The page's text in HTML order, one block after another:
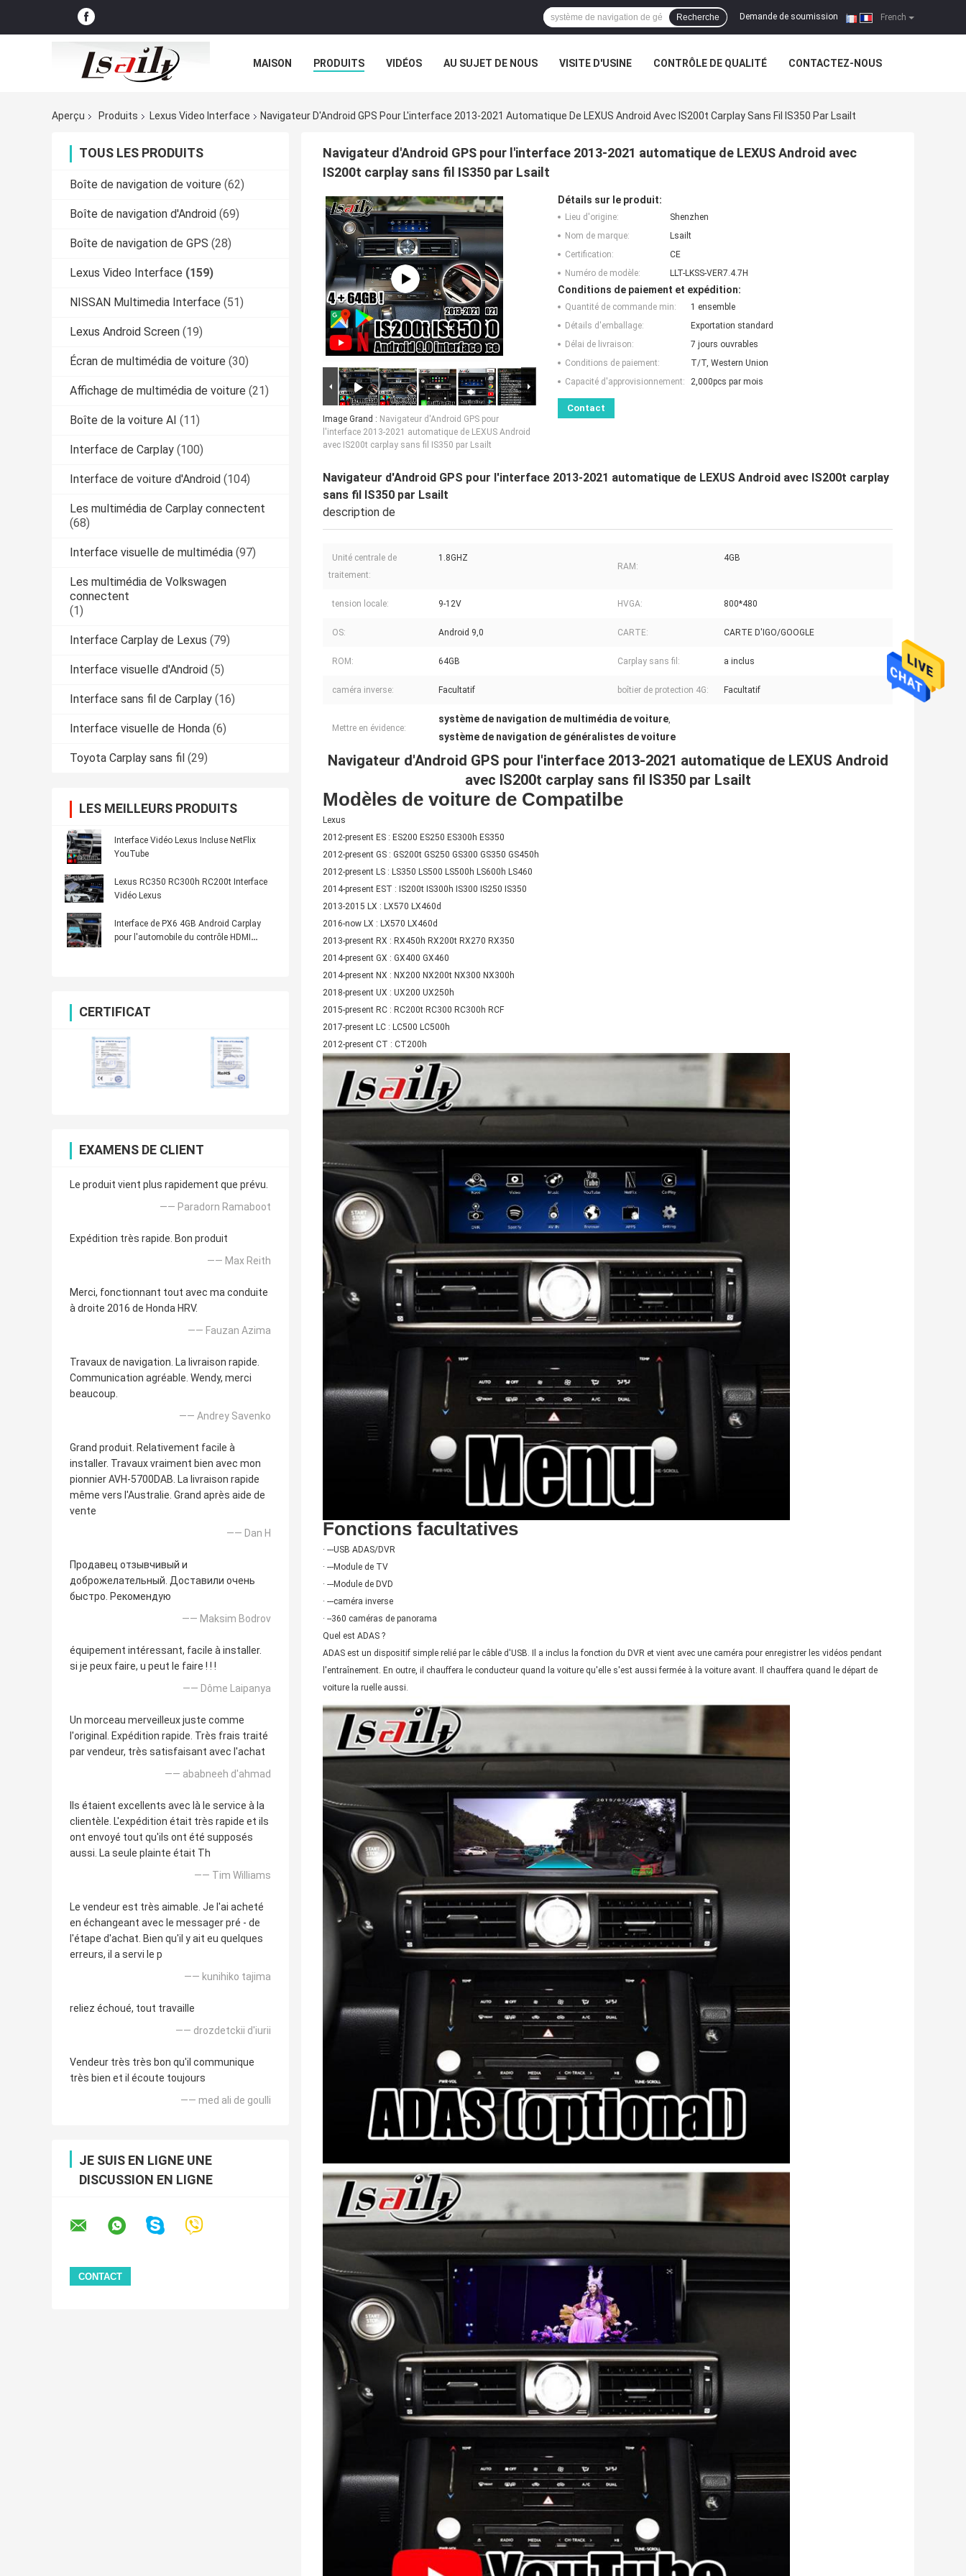
French
Demande de soumission |
Recherche
MAISON PRODUITS VIDÉOS AU SUJET DE NOUS VISITE D'USINE CONTRÔLE DE QUALITÉ CONTACTEZ-NOUS
Aperçu
Produits Lexus Video Interface Navigateur D'Android GPS Pour L'interface 2013-2021 Automatique De LEXUS Android Avec IS200t Carplay Sans Fil IS350 Par Lsailt
TOUS LES PRODUITS
Boîte de navigation de voiture (62)
Boîte de navigation d'Android (69)
Boîte de navigation de GPS (28)
Lexus Video Interface (159)
NISSAN Multimedia Interface (51)
Lexus Android Screen (19)
Écran de multimédia de voiture (30)
Affichage de multimédia de voiture (21)
Boîte de la voiture AI (11)
Interface de Carplay (100)
Interface de voiture d'Android (104)
Les multimédia de Carplay connectent
(68)
Interface visuelle de multimédia (97)
Les multimédia de Volkswagen
connectent
(1)
Interface Carplay de Lexus (79)
Interface visuelle d'Android (5)
Interface sans fil de Carplay (16)
Interface visuelle de Honda (6)
Toyota Carplay sans fil (29)
LES MEILLEURS PRODUITS
Interface Vidéo Lexus Incluse NetFlix
YouTube
Lexus RC350 RC300h RC200t Interface
Vidéo Lexus
Interface de PX6 4GB Android Carplay
pour l'automobile du contrôle HDMI
CERTIFICAT
EXAMENS DE CLIENT
Le produit vient plus rapidement que prévu.
—— Paradorn Ramaboot
Expédition très rapide. Bon produit
—— Max Reith
Merci, fonctionnant tout avec ma conduite
à droite 2016 de Honda HRV.
—— Fauzan Azima
Travaux de navigation. La livraison rapide.
Communication agréable. Wendy, merci
beaucoup.
—— Andrey Savenko
Grand produit. Relativement facile à
installer. Travaux vraiment bien avec mon
pionnier AVH-5700DAB. La livraison rapide
même vers l'Australie. Grand après aide de
vente
—— Dan H
Продавец отзывчивый и
доброжелательный. Доставили очень
быстро. Рекомендую
—— Maksim Bodrov
équipement intéressant, facile à installer.
si je peux faire, u peut le faire ! ! !
—— Dôme Laipanya
Un morceau merveilleux juste comme
l'original. Expédition rapide. Très frais traité
par vendeur, très satisfaisant avec l'achat
—— ababneeh d'ahmad
Ils étaient excellents avec là le service à la
clientèle. L'expédition était très rapide et ils
ont envoyé tout qu'ils ont été supposés
aussi. La seule plainte était Th
—— Tim Williams
Le vendeur est très aimable. Je l'ai acheté
en échangeant avec le messager pré - de
l'étape d'achat. Bien qu'il y ait eu quelques
erreurs, il a servi le p
—— kunihiko tajima
reliez échoué, tout travaille
—— drozdetckii d'iurii
Vendeur très très bon qu'il communique
très bien et il écoute toujours
—— med ali de goulli
JE SUIS EN LIGNE UNE
DISCUSSION EN LIGNE
Navigateur d'Android GPS pour l'interface 2013-2021 automatique de LEXUS Android avec
IS200t carplay sans fil IS350 par Lsailt
Image Grand : Navigateur d'Android GPS pour
l'interface 2013-2021 automatique de LEXUS Android
avec IS200t carplay sans fil IS350 par Lsailt
Détails sur le produit:
Lieu d'origine:
Shenzhen
Nom de marque:
Lsailt
Certification:
CE
Numéro de modèle:
LLT-LKSS-VER7.4.7H
Conditions de paiement et expédition:
Quantité de commande min:
1 ensemble
Détails d'emballage:
Exportation standard
Délai de livraison:
7 jours ouvrables
Conditions de paiement:
T/T, Western Union
Capacité d'approvisionnement:
2,000pcs par mois
Contact
Navigateur d'Android GPS pour l'interface 2013-2021 automatique de LEXUS Android avec IS200t carplay
sans fil IS350 par Lsailt
description de
Unité centrale de
traitement:
1.8GHZ
RAM:
4GB
tension locale: 9-12V HVGA: 800*480
OS: Android 9,0 CARTE: CARTE D'IGO/GOOGLE
ROM: 64GB Carplay sans fil: a inclus
caméra inverse: Facultatif boîtier de protection 4G: Facultatif
Mettre en évidence:
système de navigation de multimédia de voiture,
système de navigation de généralistes de voiture
Navigateur d'Android GPS pour l'interface 2013-2021 automatique de LEXUS Android
avec IS200t carplay sans fil IS350 par Lsailt
Modèles de voiture de Compatilbe
Lexus
2012-present ES : ES200 ES250 ES300h ES350
2012-present GS : GS200t GS250 GS300 GS350 GS450h
2012-present LS : LS350 LS500 LS500h LS600h LS460
2014-present EST : IS200t IS300h IS300 IS250 IS350
2013-2015 LX : LX570 LX460d
2016-now LX : LX570 LX460d
2013-present RX : RX450h RX200t RX270 RX350
2014-present GX : GX400 GX460
2014-present NX : NX200 NX200t NX300 NX300h
2018-present UX : UX200 UX250h
2015-present RC : RC200t RC300 RC300h RCF
2017-present LC : LC500 LC500h
2012-present CT : CT200h
Fonctions facultatives
· ---USB ADAS/DVR
· ---Module de TV
· ---Module de DVD
· ---caméra inverse
· --360 caméras de panorama
Quel est ADAS ?
ADAS est un dispositif simple relié par le câble d'USB. Il a inclus la fonction du DVR et vient avec une caméra pour enregistrer les vidéos pendant
l'entraînement. En outre, il chauffera le conducteur quand la voiture qu'elle s'est aussi fermée à la voiture avant. Il chauffera quand le départ de
voiture la ruelle aussi.